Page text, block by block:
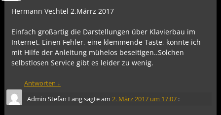
Hermann Vechtel 2.Märrz 2017
Einfach großartig die Darstellungen über Klavierbau im
Internet. Einen Fehler, eine klemmende Taste, konnte ich
mit Hilfe der Anleitung mühelos beseitigen..Solchen
selbstlosen Service gibt es leider zu wenig.
Antworten ↓
Admin Stefan Langsagte am 2. März 2017 um 17:07 :